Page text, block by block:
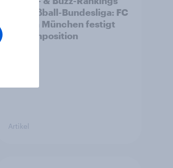
der Fußball-Bundesliga: FC
Bayern München festigt
Spitzenposition
Artikel